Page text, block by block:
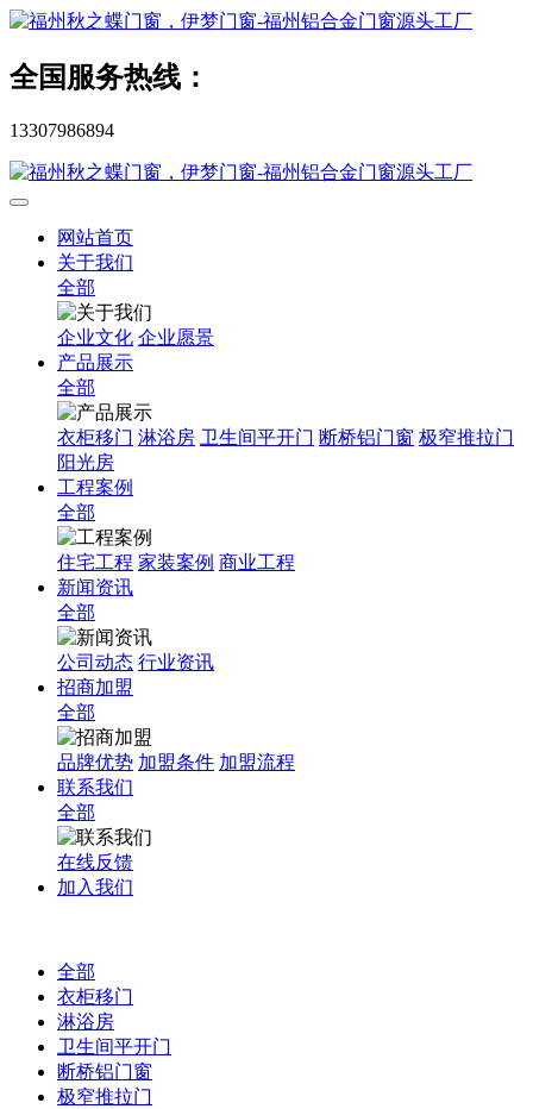
全国服务热线：
13307986894
网站首页
关于我们
全部
企业文化 企业愿景
产品展示
全部
衣柜移门 淋浴房 卫生间平开门 断桥铝门窗 极窄推拉门
阳光房
工程案例
全部
住宅工程 家装案例 商业工程
新闻资讯
全部
公司动态 行业资讯
招商加盟
全部
品牌优势 加盟条件 加盟流程
联系我们
全部
在线反馈
加入我们
全部
衣柜移门
淋浴房
卫生间平开门
断桥铝门窗
极窄推拉门